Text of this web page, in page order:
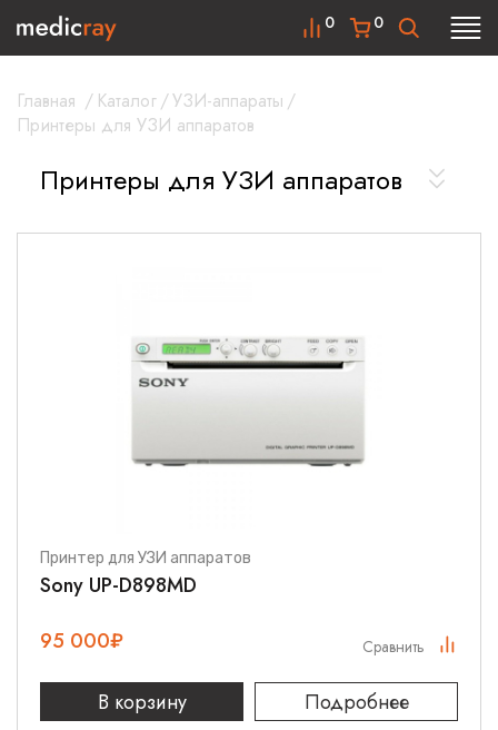
0
0
Главная / Каталог/УЗИ-аппараты /
Принтеры для УЗИ аппаратов
Принтеры для УЗИ аппаратов
Принтер для УЗИ аппаратов
Sony UP-D898MD
95 000₽
В корзину Подробнее
Сравнить